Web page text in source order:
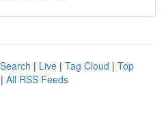
| Live | Tag Cloud | Top
| All RSS Feeds